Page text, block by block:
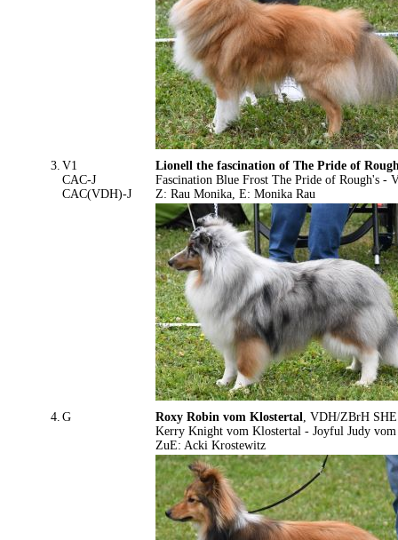
3. V1
CAC-J
CAC(VDH)-J
Lionell the fascination of The Pride of
Fascination Blue Frost The Pride of Rough's -
Z: Rau Monika, E: Monika Rau
4. G Roxy Robin vom Klostertal, VDH/ZBrH SHE
Kerry Knight vom Klostertal - Joyful Judy
ZuE: Acki Krostewitz